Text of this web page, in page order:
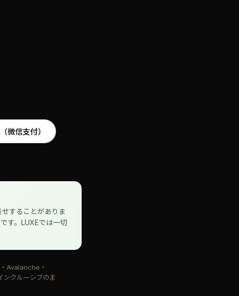
微信支付）
することがありま
す。LUXEでは一切
Avalanche・
ンクルーシブのま